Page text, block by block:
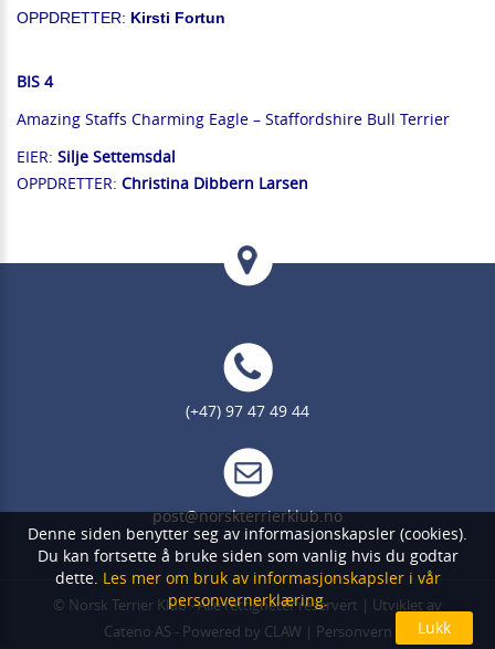
OPPDRETTER: Kirsti Fortun
BIS 4
Amazing Staffs Charming Eagle – Staffordshire Bull Terrier
EIER: Silje Settemsdal
OPPDRETTER: Christina Dibbern Larsen
(+47) 97 47 49 44
post@norskterrierklub.no
© Norsk Terrier Klub- Alle rettigheter reservert | Utviklet av
Cateno AS - Powered by CLAW| Personvern
Denne siden benytter seg av informasjonskapsler (cookies).
Du kan fortsette å bruke siden som vanlig hvis du godtar
dette. Les mer om bruk av informasjonskapsler i vår
personvernerklæring.